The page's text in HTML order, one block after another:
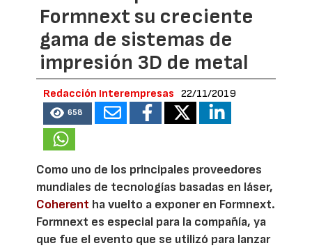
Formnext su creciente
gama de sistemas de
impresión 3D de metal
Redacción Interempresas 22/11/2019
658
Como uno de los principales proveedores
mundiales de tecnologías basadas en láser,
Coherent ha vuelto a exponer en Formnext.
Formnext es especial para la compañía, ya
que fue el evento que se utilizó para lanzar